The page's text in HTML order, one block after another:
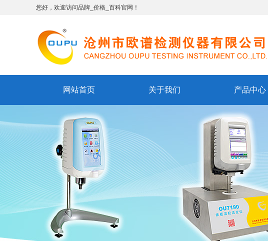
您好，欢迎访问品牌_价格_百科官网！
网站首页 关于我们 产品中心